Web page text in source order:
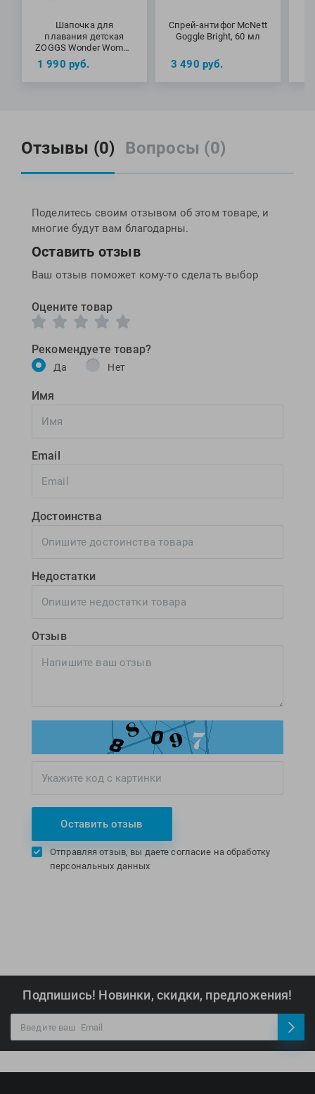
Шапочка для
плавания детская
ZOGGS Wonder Woman
Silicone Cap (6-14 лет)
1 990 руб.
Спрей-антифог McNett
Goggle Bright, 60 мл
3 490 руб.
Отзывы (0) Вопросы (0)
Поделитесь своим отзывом об этом товаре, и
многие будут вам благодарны.
Оставить отзыв
Ваш отзыв поможет кому-то сделать выбор
Оцените товар
Рекомендуете товар?
Да Нет
Имя
Email
Достоинства
Недостатки
Отзыв
Оставить отзыв
Отправляя отзыв, вы даете согласие на обработку
персональных данных
Подпишись! Новинки, скидки, предложения!